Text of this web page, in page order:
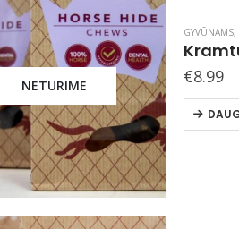
NETURIME
GYVŪNAMS,
€8.99